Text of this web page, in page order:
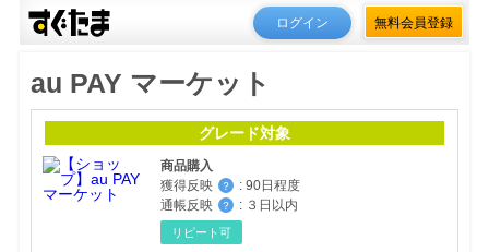
ログイン 無料会員登録
au PAY マーケット
グレード対象
商品購入
獲得反映
？ : 90日程度
通帳反映
？ : ３日以内
リピート可